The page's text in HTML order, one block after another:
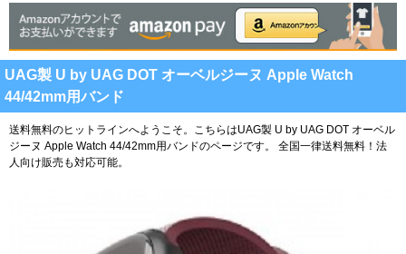
UAG製 U by UAG DOT オーベルジーヌ Apple Watch
44/42mm用バンド
送料無料のヒットラインへようこそ。こちらはUAG製 U by UAG DOT オーベル
ジーヌ Apple Watch 44/42mm用バンドのページです。
全国一律送料無料！法
人向け販売も対応可能。